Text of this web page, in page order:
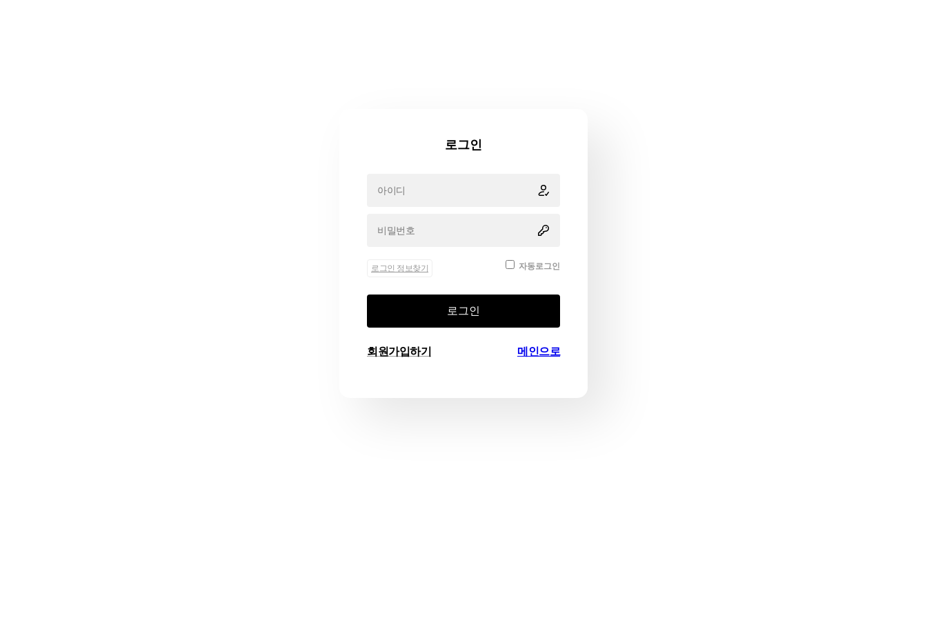
로그인
로그인 정보찾기 자동로그인
로그인
회원가입하기 메인으로